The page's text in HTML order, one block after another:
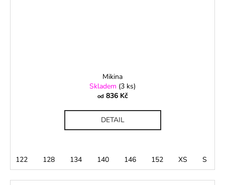
Mikina
Skladem (3 ks)
od 836 Kč
DETAIL
122 128 134 140 146 152 XS S